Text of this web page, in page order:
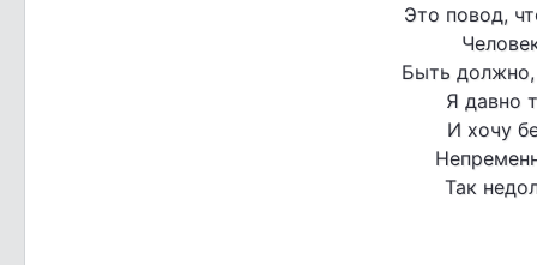
Это повод,
Быть должно,
Я давно
И хочу
Так